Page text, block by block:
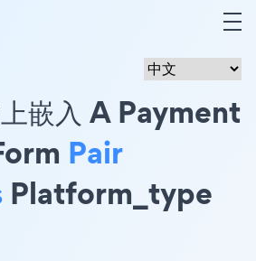
嵌入 A Payment
Pair
Platform_type